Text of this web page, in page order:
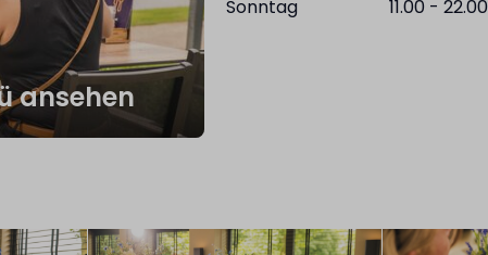
ansehen
Sonntag
11.00 - 22.00